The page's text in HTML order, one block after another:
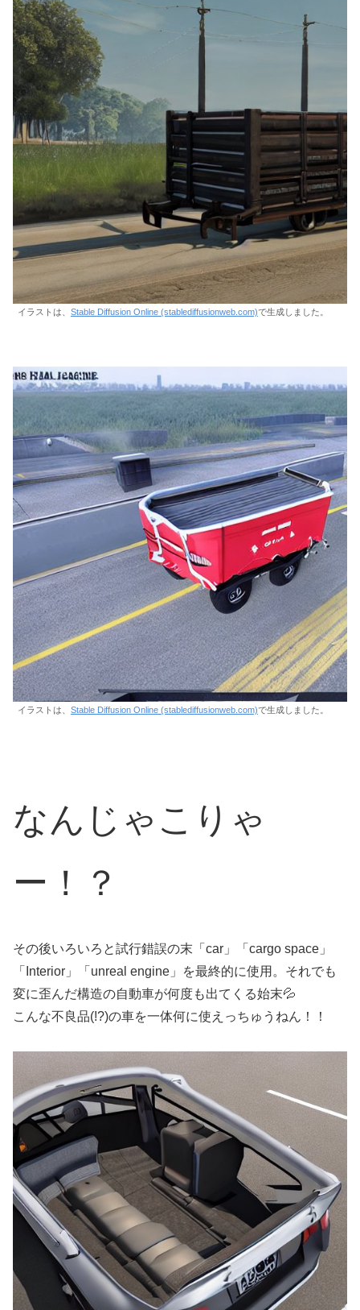
イラストは、 Stable Diffusion Online (stablediffusionweb.com)で生成しました。
イラストは、 Stable Diffusion Online (stablediffusionweb.com)で生成しました。
なんじゃこりゃ
ー！？
その後いろいろと試行錯誤の末「car」「cargo space」
「Interior」「unreal engine」を最終的に使用。それでも
変に歪んだ構造の自動車が何度も出てくる始末💦
こんな不良品(!?)の車を一体何に使えっちゅうねん！！